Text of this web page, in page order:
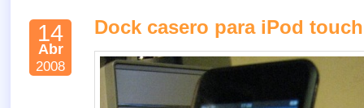
Dock casero para iPod touch
14
Abr
2008